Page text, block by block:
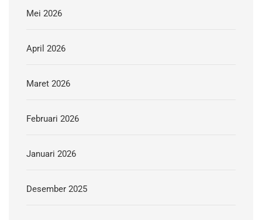
Mei 2026
April 2026
Maret 2026
Februari 2026
Januari 2026
Desember 2025